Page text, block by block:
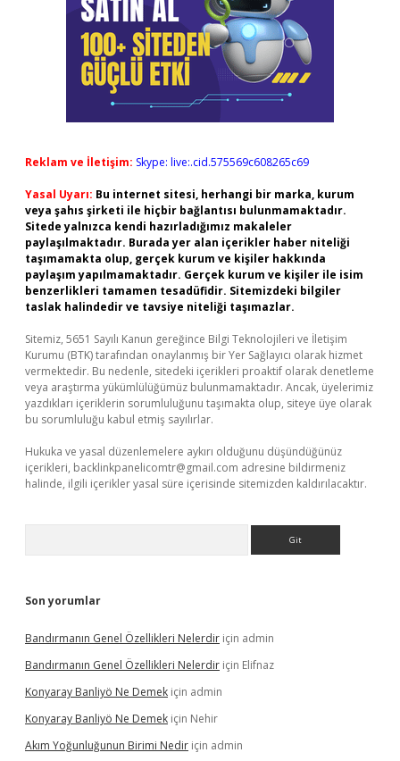
Reklam ve İletişim: Skype: live:.cid.575569c608265c69
Yasal Uyarı: Bu internet sitesi, herhangi bir marka, kurum
veya şahıs şirketi ile hiçbir bağlantısı bulunmamaktadır.
Sitede yalnızca kendi hazırladığımız makaleler
paylaşılmaktadır. Burada yer alan içerikler haber niteliği
taşımamakta olup, gerçek kurum ve kişiler hakkında
paylaşım yapılmamaktadır. Gerçek kurum ve kişiler ile isim
benzerlikleri tamamen tesadüfidir. Sitemizdeki bilgiler
taslak halindedir ve tavsiye niteliği taşımazlar.
Sitemiz, 5651 Sayılı Kanun gereğince Bilgi Teknolojileri ve İletişim
Kurumu (BTK) tarafından onaylanmış bir Yer Sağlayıcı olarak hizmet
vermektedir. Bu nedenle, sitedeki içerikleri proaktif olarak denetleme
veya araştırma yükümlülüğümüz bulunmamaktadır. Ancak, üyelerimiz
yazdıkları içeriklerin sorumluluğunu taşımakta olup, siteye üye olarak
bu sorumluluğu kabul etmiş sayılırlar.
Hukuka ve yasal düzenlemelere aykırı olduğunu düşündüğünüz
içerikleri, backlinkpanelicomtr@gmail.com adresine bildirmeniz
halinde, ilgili içerikler yasal süre içerisinde sitemizden kaldırılacaktır.
Son yorumlar
Bandırmanın Genel Özellikleri Nelerdir için admin
Bandırmanın Genel Özellikleri Nelerdir için Elifnaz
Konyaray Banliyö Ne Demek için admin
Konyaray Banliyö Ne Demek için Nehir
Akım Yoğunluğunun Birimi Nedir için admin